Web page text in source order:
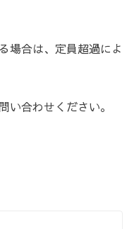
場合は、定員超過によ
合わせください。